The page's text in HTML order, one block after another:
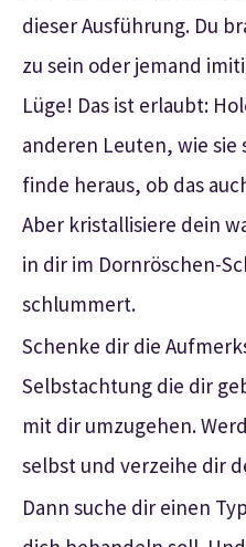
dieser Ausführung. Du
zu sein oder jemand
Lüge! Das ist erlaubt:
anderen Leuten, wie sie
finde heraus, ob das
Aber kristallisiere dein
in dir im Dornröschen-
schlummert.
Schenke dir die
Selbstachtung die dir
mit dir umzugehen.
selbst und verzeihe dir
Dann suche dir einen